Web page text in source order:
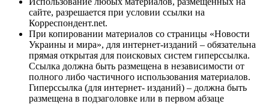
сайте, разрешается при условии ссылки на
Корреспондент.net.
При копировании материалов со страницы «Новости
Украины и мира», для интернет-изданий – обязательна
прямая открытая для поисковых систем гиперссылка.
Ссылка должна быть размещена в независимости от
полного либо частичного использования материалов.
Гиперссылка (для интернет- изданий) – должна быть
размещена в подзаголовке или в первом абзаце